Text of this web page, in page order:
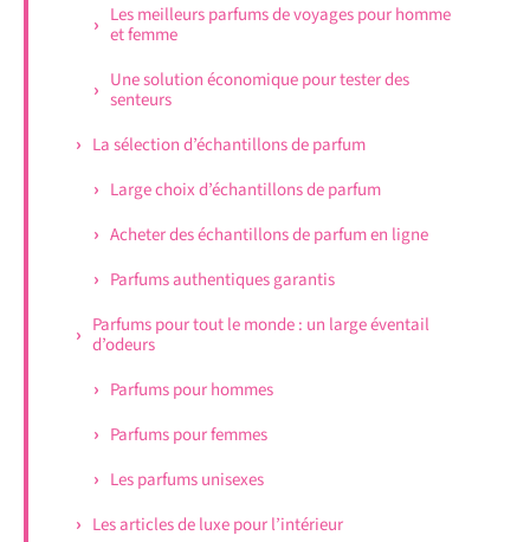
Les meilleurs parfums de voyages pour homme
et femme
Une solution économique pour tester des
senteurs
La sélection d’échantillons de parfum
Large choix d’échantillons de parfum
Acheter des échantillons de parfum en ligne
Parfums authentiques garantis
Parfums pour tout le monde : un large éventail
d’odeurs
Parfums pour hommes
Parfums pour femmes
Les parfums unisexes
Les articles de luxe pour l’intérieur